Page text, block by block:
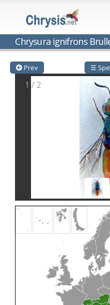
Chrysura ignifrons
Genus:
Cleptes
1802
Cleptes aerosusFörster, 1853
Cleptes afer
Lucas, 1849
Linsenmaier, 1968
Semenow, 1891
Linsenmaier, 1968
Móczár, 2000
Cleptes nyonensisMóczár, 1997
Cleptes obsoletus
Semenov, 1891
Cleptes orientalis
Dahlbom, 1854
Lepeletier, 1806
Móczár, 1968
Buysson, 1886
Linsenmaier, 1986
Mocsáry, 1889
(Linnaeus, 1761)
Tournier, 1879
(Fabricius, 1794)
Prev ☰
1 /2